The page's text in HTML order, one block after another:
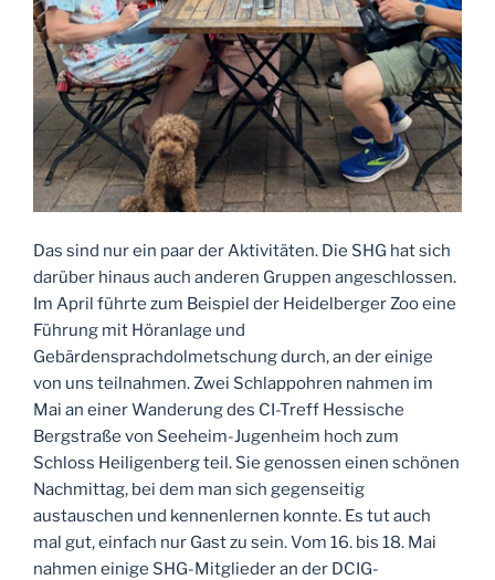
Das sind nur ein paar der Aktivitäten. Die SHG hat sich
darüber hinaus auch anderen Gruppen angeschlossen.
Im April führte zum Beispiel der Heidelberger Zoo eine
Führung mit Höranlage und
Gebärdensprachdolmetschung durch, an der einige
von uns teilnahmen. Zwei Schlappohren nahmen im
Mai an einer Wanderung des CI-Treff Hessische
Bergstraße von Seeheim-Jugenheim hoch zum
Schloss Heiligenberg teil. Sie genossen einen schönen
Nachmittag, bei dem man sich gegenseitig
austauschen und kennenlernen konnte. Es tut auch
mal gut, einfach nur Gast zu sein. Vom 16. bis 18. Mai
nahmen einige SHG-Mitglieder an der DCIG-